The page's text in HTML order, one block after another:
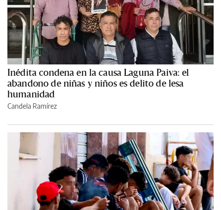
Inédita condena en la causa Laguna Paiva: el
abandono de niñas y niños es delito de lesa
humanidad
Candela Ramírez